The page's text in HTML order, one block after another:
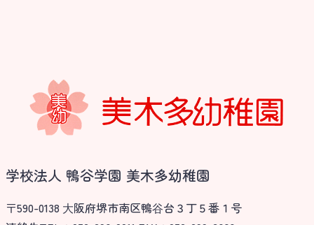
学校法人 鴨谷学園 美木多幼稚園
〒590-0138 ⼤阪府堺市南区鴨⾕台３丁５番１号